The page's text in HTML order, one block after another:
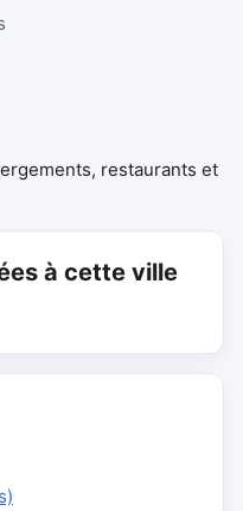
restaurants et
à cette ville